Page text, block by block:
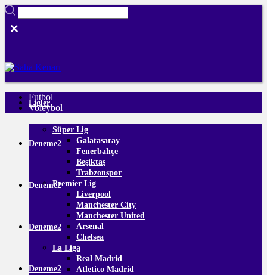
Ligler
Süper Lig
Galatasaray
Fenerbahçe
Beşiktaş
Trabzonspor
Premier Lig
Liverpool
Manchester City
Manchester United
Arsenal
Chelsea
La Liga
Real Madrid
Atletico Madrid
Futbol
Voleybol
Deneme2
Deneme2
Deneme2
Deneme2